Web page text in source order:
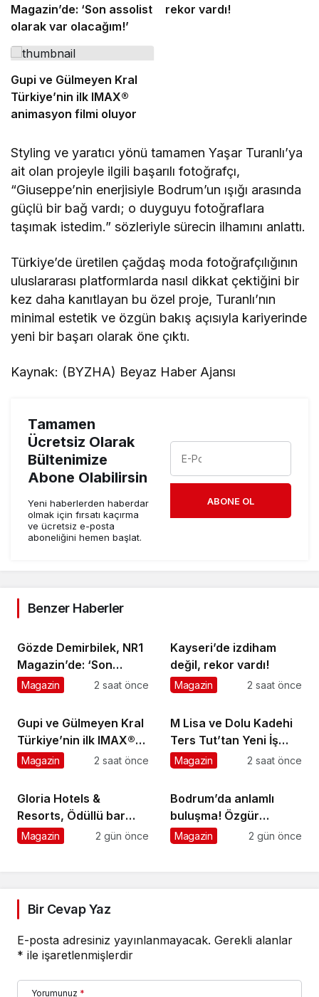
Magazin’de: ‘Son assolist
olarak var olacağım!’
rekor vardı!
Gupi ve Gülmeyen Kral
Türkiye’nin ilk IMAX®
animasyon filmi oluyor
Styling ve yaratıcı yönü tamamen Yaşar Turanlı’ya
ait olan projeyle ilgili başarılı fotoğrafçı,
“Giuseppe’nin enerjisiyle Bodrum’un ışığı arasında
güçlü bir bağ vardı; o duyguyu fotoğraflara
taşımak istedim.” sözleriyle sürecin ilhamını anlattı.
Türkiye’de üretilen çağdaş moda fotoğrafçılığının
uluslararası platformlarda nasıl dikkat çektiğini bir
kez daha kanıtlayan bu özel proje, Turanlı’nın
minimal estetik ve özgün bakış açısıyla kariyerinde
yeni bir başarı olarak öne çıktı.
Kaynak: (BYZHA) Beyaz Haber Ajansı
Tamamen
Ücretsiz Olarak
Bültenimize
Abone Olabilirsin
Yeni haberlerden haberdar
olmak için fırsatı kaçırma
ve ücretsiz e-posta
aboneliğini hemen başlat.
ABONE OL
Benzer Haberler
Gözde Demirbilek, NR1
Magazin’de: ‘Son
assolist olarak var
Magazin 2 saat önce
Kayseri’de izdiham
değil, rekor vardı!
Magazin 2 saat önce
Gupi ve Gülmeyen Kral
Türkiye’nin ilk IMAX®
animasyon filmi oluyor
Magazin 2 saat önce
M Lisa ve Dolu Kadehi
Ters Tut’tan Yeni İş
Birliği: Vişne
Magazin 2 saat önce
Gloria Hotels &
Resorts, Ödüllü bar
Panda & Sons ile
Magazin 2 gün önce
Bodrum’da anlamlı
buluşma! Özgür
Aras’ın çok konuşulan
Magazin 2 gün önce
Bir Cevap Yaz
E-posta adresiniz yayınlanmayacak. Gerekli alanlar
* ile işaretlenmişlerdir
Yorumunuz *